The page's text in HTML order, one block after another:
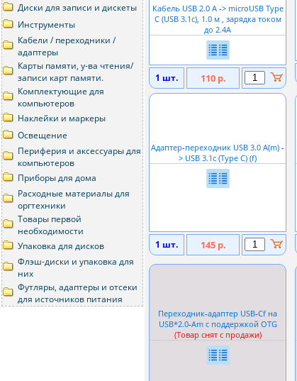
Диски для записи и дискеты
Инструменты
Кабели / переходники /
адаптеры
Карты памяти, у-ва чтения/
записи карт памяти.
Комплектующие для
компьютеров
Наклейки и маркеры
Освещение
Периферия и аксессуары для
компьютеров
Приборы для дома
Расходныe материалы для
оргтехники
Товары первой
необходимости
Упаковка для дисков
Флэш-диски и упаковка для
них
Футляры, адаптеры и отсеки
для источников питания
Кабель USB 2.0 A -> microUSB Type
C (USB 3.1c), 1.0 м , зарядка током
до 2.4А
1 шт. 110 р.
Адаптер-переходник USB 3.0 A(m) -
> USB 3.1c (Type C) (f)
1 шт. 145 р.
Переходник-адаптер USB-Cf на
USB*2.0-Am с поддержкой OTG
(Товар снят с продажи)